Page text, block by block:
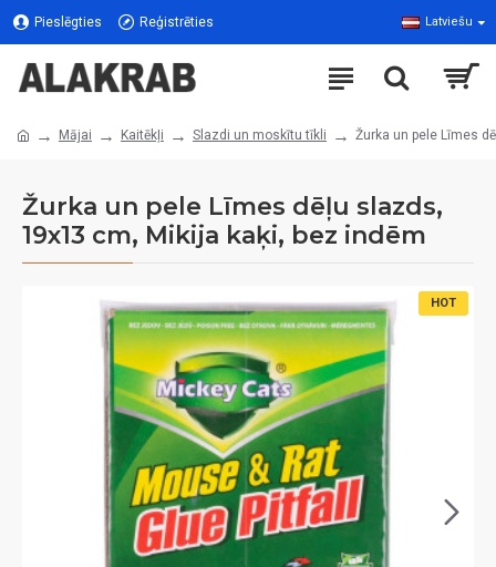
Pieslēgties Reģistrēties Latviešu
Mājai Kaitēkļi Slazdi un moskītu tīkli Žurka un pele Līmes
Žurka un pele Līmes dēļu slazds,
19x13 cm, Mikija kaķi, bez indēm
HOT